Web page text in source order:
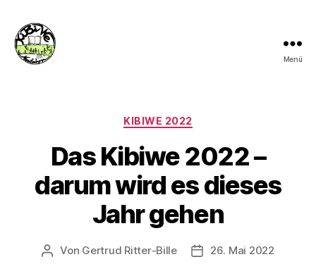
Menü
Kategorien
KIBIWE 2022
Das Kibiwe 2022 –
darum wird es dieses
Jahr gehen
Beitragsautor
Von Gertrud Ritter-Bille 26. Mai 2022